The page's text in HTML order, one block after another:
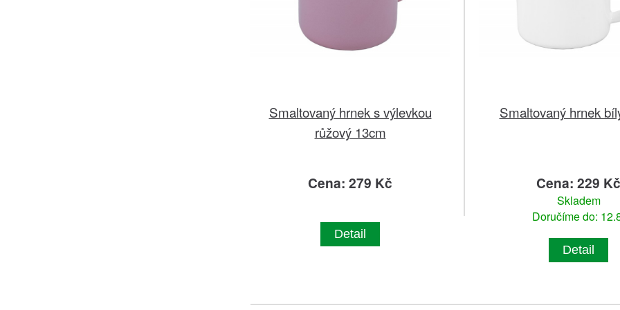
Smaltovaný hrnek s výlevkou
růžový 13cm
Cena: 279 Kč
Detail
Smaltovaný hrnek
Cena: 229 Kč
Skladem
Doručíme do:
Detail